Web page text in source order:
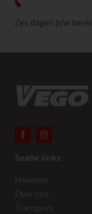
Zes dagen p/w
Snelle links:
Hovenier
Over ons
Transport